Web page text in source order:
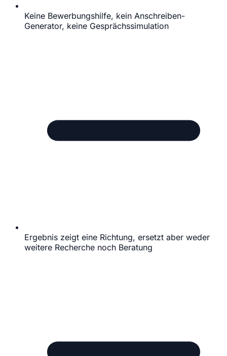
Keine Bewerbungshilfe, kein Anschreiben-
Generator, keine Gesprächssimulation
Ergebnis zeigt eine Richtung, ersetzt aber weder
weitere Recherche noch Beratung